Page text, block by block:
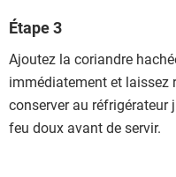
Étape 3
Ajoutez la coriandre
immédiatement et laissez
conserver au réfrigérateur
feu doux avant de servir.